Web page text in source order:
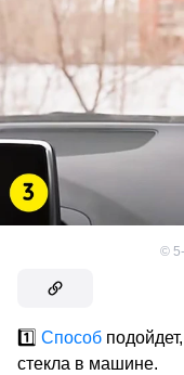
©
1️⃣ Способ
стекла в машине.